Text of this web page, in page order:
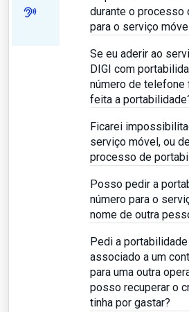
durante o processo
para o serviço
Se eu aderir ao
DIGI com
número de telefone
feita a
Ficarei
serviço móvel, ou
processo de
Posso pedir a
número para o
nome de outra
Pedi a
associado a um
para uma outra
posso recuperar o
tinha por gastar?